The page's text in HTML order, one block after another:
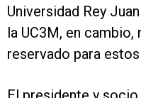
Universidad Rey
la UC3M, en cambio,
reservado para